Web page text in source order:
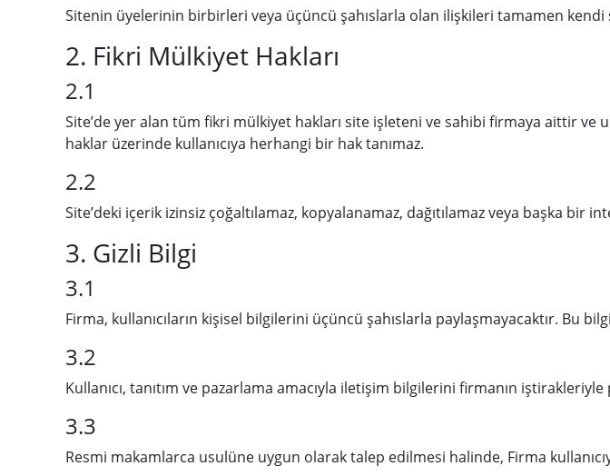
Sitenin üyelerinin birbirleri veya üçüncü şahıslarla olan ilişkileri tamamen kendi
2. Fikri Mülkiyet Hakları
2.1
Site’de yer alan tüm fikri mülkiyet hakları site işleteni ve sahibi firmaya aittir ve
haklar üzerinde kullanıcıya herhangi bir hak tanımaz.
2.2
Site’deki içerik izinsiz çoğaltılamaz, kopyalanamaz, dağıtılamaz veya başka bir
3. Gizli Bilgi
3.1
Firma, kullanıcıların kişisel bilgilerini üçüncü şahıslarla paylaşmayacaktır. Bu
3.2
Kullanıcı, tanıtım ve pazarlama amacıyla iletişim bilgilerini firmanın
3.3
Resmi makamlarca usulüne uygun olarak talep edilmesi halinde, Firma